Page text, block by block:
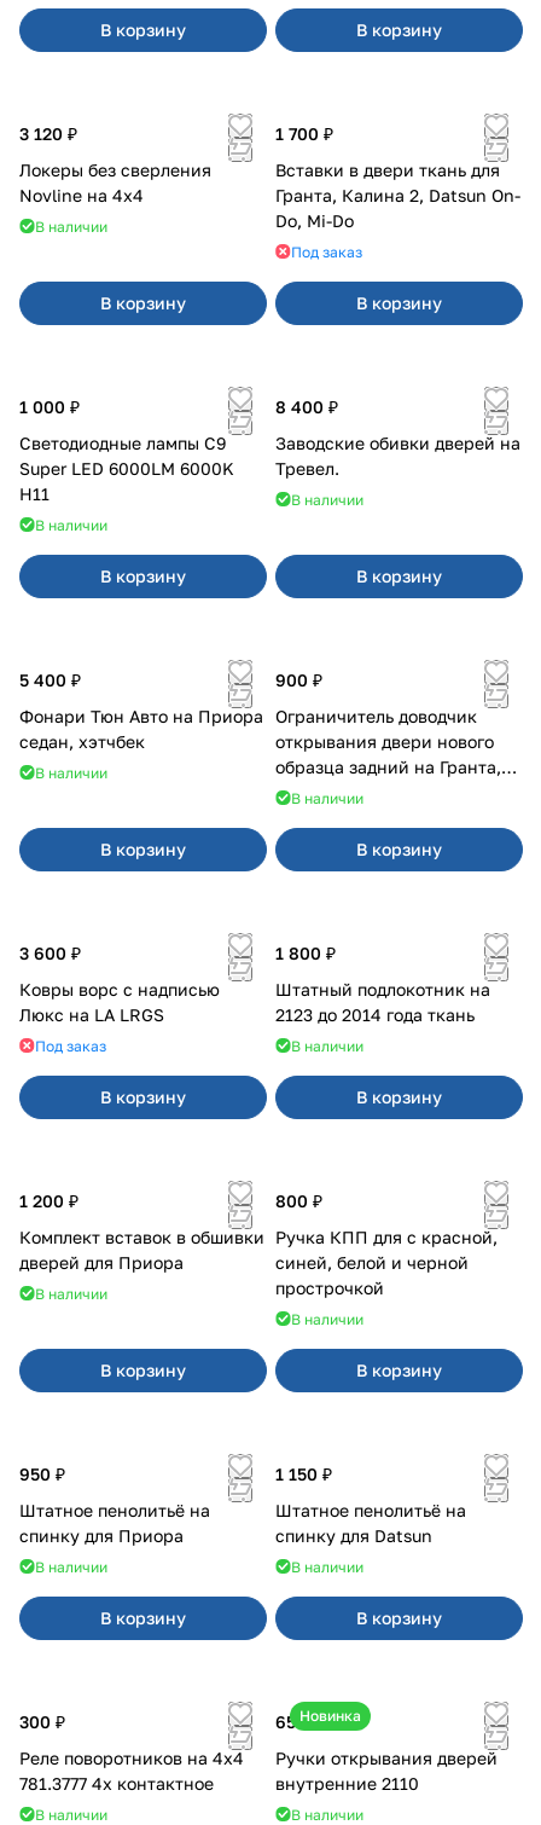
В корзину В корзину
3 120 ₽
Локеры без сверления
Novline на 4х4
В наличии
В корзину
1 700 ₽
Вставки в двери ткань для
Гранта, Калина 2, Datsun On-
Do, Mi-Do
Под заказ
В корзину
1 000 ₽
Светодиодные лампы C9
Super LED 6000LM 6000K
H11
В наличии
В корзину
8 400 ₽
Заводские обивки дверей на
Тревел.
В наличии
В корзину
5 400 ₽
Фонари Тюн Авто на Приора
седан, хэтчбек
В наличии
В корзину
900 ₽
Ограничитель доводчик
открывания двери нового
образца задний на Гранта,
Урбан
В наличии
В корзину
3 600 ₽
Ковры ворс с надписью
Люкс на LA LRGS
Под заказ
В корзину
1 800 ₽
Штатный подлокотник на
2123 до 2014 года ткань
В наличии
В корзину
1 200 ₽
Комплект вставок в обшивки
дверей для Приора
В наличии
В корзину
800 ₽
Ручка КПП для с красной,
синей, белой и черной
прострочкой
В наличии
В корзину
950 ₽
Штатное пенолитьё на
спинку для Приора
В наличии
В корзину
1 150 ₽
Штатное пенолитьё на
спинку для Datsun
В наличии
В корзину
300 ₽
Реле поворотников на 4х4
781.3777 4х контактное
В наличии
Новинка
650 ₽
Ручки открывания дверей
внутренние 2110
В наличии